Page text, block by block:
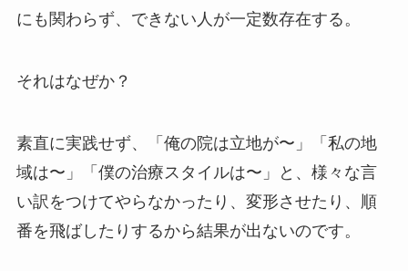
にも関わらず、できない人が一定数存在する。
それはなぜか？
素直に実践せず、「俺の院は立地が〜」「私の地
域は〜」「僕の治療スタイルは〜」と、様々な言
い訳をつけてやらなかったり、変形させたり、順
番を飛ばしたりするから結果が出ないのです。